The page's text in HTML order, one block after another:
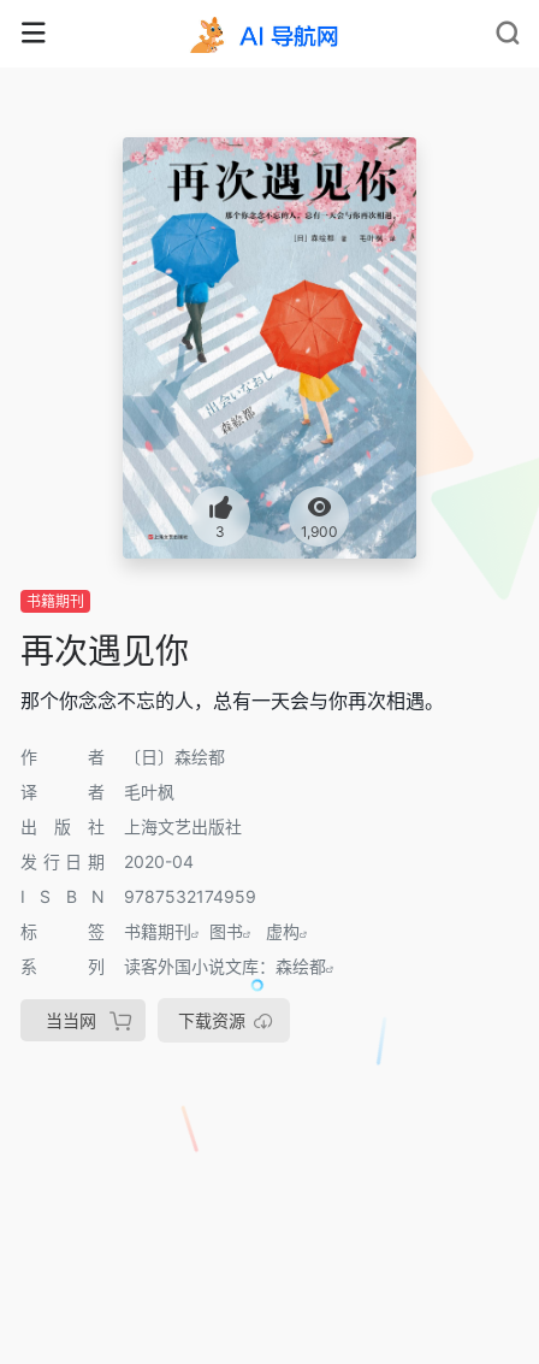
3 1,900
书籍期刊
再次遇见你
那个你念念不忘的人，总有一天会与你再次相遇。
作者
〔日〕森绘都
译者
毛叶枫
出版社
上海文艺出版社
发行日期
2020-04
I S B N
9787532174959
标签
书籍期刊 图书
虚构
系列
读客外国小说文库：森绘都
当当网 下载资源